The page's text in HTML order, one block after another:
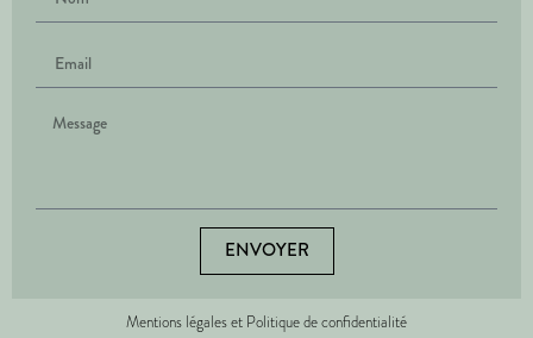
ENVOYER
Mentions légales et Politique de confidentialité